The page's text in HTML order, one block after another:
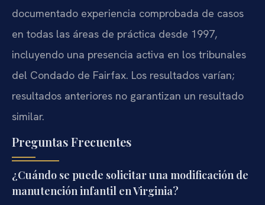
documentado experiencia comprobada de casos
en todas las áreas de práctica desde 1997,
incluyendo una presencia activa en los tribunales
del Condado de Fairfax. Los resultados varían;
resultados anteriores no garantizan un resultado
similar.
Preguntas Frecuentes
¿Cuándo se puede solicitar una modificación de
manutención infantil en Virginia?